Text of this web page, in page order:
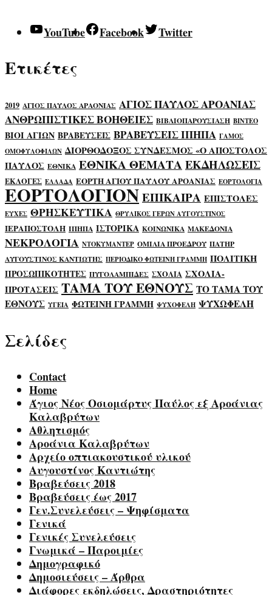
YouTube Facebook Twitter
Ετικέτες
2019 ΑΓΙΟΣ ΠΑΥΛΟΣ ΑΡΑΟΝΙΑΣ ΑΓΙΟΣ ΠΑΥΛΟΣ ΑΡΟΑΝΙΑΣ
ΑΝΘΡΩΠΙΣΤΙΚΕΣ ΒΟΗΘΕΙΕΣ ΒΙΒΛΙΟΠΑΡΟΥΣΙΑΣΗ ΒΙΝΤΕΟ
ΒΙΟΙ ΑΓΙΩΝ ΒΡΑΒΕΥΣΕΙΣ ΒΡΑΒΕΥΣΕΙΣ ΙΠΗΠΑ ΓΑΜΟΣ
ΟΜΟΦΥΛΟΦΙΛΩΝ ΔΙΟΡΘΟΔΟΞΟΣ ΣΥΝΔΕΣΜΟΣ «Ο ΑΠΟΣΤΟΛΟΣ
ΠΑΥΛΟΣ ΕΘΝΙΚΑ ΕΘΝΙΚΑ ΘΕΜΑΤΑΕΚΔΗΛΩΣΕΙΣ
ΕΚΛΟΓΕΣ ΕΛΛΑΔΑ ΕΟΡΤΗ ΑΓΙΟΥ ΠΑΥΛΟΥ ΑΡΟΑΝΙΑΣ ΕΟΡΤΟΛΟΓΙΑ
ΕΟΡΤΟΛΟΓΙΟΝΕΠΙΚΑΙΡΑ ΕΠΙΣΤΟΛΕΣ
ΕΥΧΕΣ ΘΡΗΣΚΕΥΤΙΚΑ ΘΡΥΛΙΚΟΣ ΓΕΡΩΝ ΑΥΓΟΥΣΤΙΝΟΣ
ΙΕΡΑΠΟΣΤΟΛΗ ΙΠΗΠΑ ΙΣΤΟΡΙΚΑ ΚΟΙΝΩΝΙΚΑ ΜΑΚΕΔΟΝΙΑ
ΝΕΚΡΟΛΟΓΙΑ ΝΤΟΚΥΜΑΝΤΕΡ ΟΜΙΛΙΑ ΠΡΟΕΔΡΟΥ ΠΑΤΗΡ
ΑΥΓΟΥΣΤΙΝΟΣ ΚΑΝΤΙΩΤΗΣ ΠΕΡΙΟΔΙΚΟ ΦΩΤΕΙΝΗ ΓΡΑΜΜΗ ΠΟΛΙΤΙΚΗ
ΠΡΟΣΩΠΙΚΟΤΗΤΕΣ ΠΥΓΟΛΑΜΠΙΔΕΣ ΣΧΟΛΙΑ ΣΧΟΛΙΑ-
ΠΡΟΤΑΣΕΙΣ ΤΑΜΑ ΤΟΥ ΕΘΝΟΥΣ ΤΟ ΤΑΜΑ ΤΟΥ
ΕΘΝΟΥΣ ΥΓΕΙΑ ΦΩΤΕΙΝΗ ΓΡΑΜΜΗ ΨΥΧΟΦΕΛΗ ΨΥΧΩΦΕΛΗ
Σελίδες
Contact
Home
Άγιος Νέος Οσιομάρτυς Παύλος εξ Αροάνιας
Καλαβρύτων
Αθλητισμός
Αροάνια Καλαβρύτων
Αρχείο οπτιακουστικού υλικού
Αυγουστίνος Καντιώτης
Βραβεύσεις 2018
Βραβεύσεις έως 2017
Γεν.Συνελεύσεις – Ψηφίσματα
Γενικά
Γενικές Συνελεύσεις
Γνωμικά – Παροιμίες
Δημογραφικό
Δημοσιεύσεις – Άρθρα
Διάφορες εκδηλώσεις, Δραστηριότητες